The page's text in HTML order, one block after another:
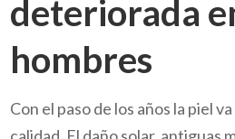
deteriorada
hombres
Con el paso de los años la piel